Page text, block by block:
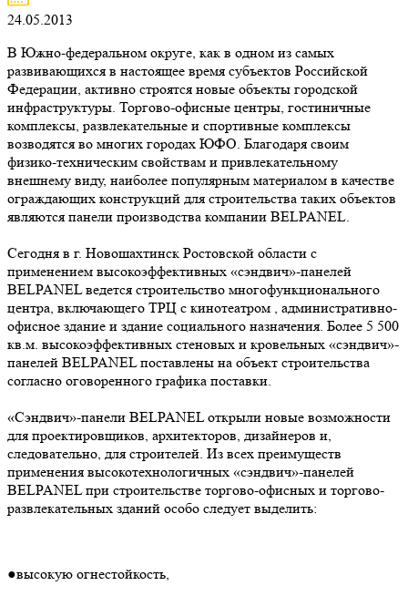
24.05.2013
В Южно-федеральном округе, как в одном из самых
развивающихся в настоящее время субъектов Российской
Федерации, активно строятся новые объекты городской
инфраструктуры. Торгово-офисные центры, гостиничные
комплексы, развлекательные и спортивные комплексы
возводятся во многих городах ЮФО. Благодаря своим
физико-техническим свойствам и привлекательному
внешнему виду, наиболее популярным материалом в качестве
ограждающих конструкций для строительства таких объектов
являются панели производства компании BELPANEL.
Сегодня в г. Новошахтинск Ростовской области с
применением высокоэффективных «сэндвич»-панелей
BELPANEL ведется строительство многофункционального
центра, включающего ТРЦ с кинотеатром , административно-
офисное здание и здание социального назначения. Более 5 500
кв.м. высокоэффективных стеновых и кровельных «сэндвич»-
панелей BELPANEL поставлены на объект строительства
согласно оговоренного графика поставки.
«Сэндвич»-панели BELPANEL открыли новые возможности
для проектировщиков, архитекторов, дизайнеров и,
следовательно, для строителей. Из всех преимуществ
применения высокотехнологичных «сэндвич»-панелей
BELPANEL при строительстве торгово-офисных и торгово-
развлекательных зданий особо следует выделить:
●высокую огнестойкость,